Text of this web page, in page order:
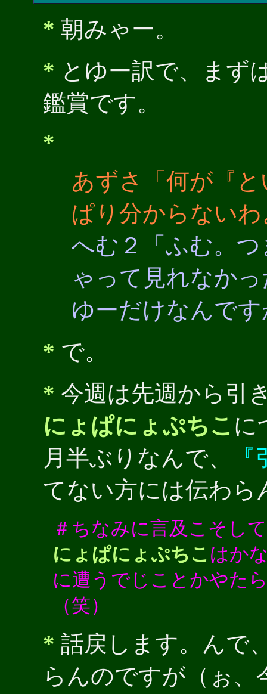
* 朝みゃー。
* とゆー訳で、まず
鑑賞です。
*
あずさ「何が『
ぱり分からない
へむ２「ふむ。
ゃって見れなか
ゆーだけなんで
* で。
* 今週は先週から引
にょぱにょぷちこ に
月半ぶりなんで、
てない方には伝わら
＃ちなみに言及こそし
にょぱにょぷちこ はか
に遭うでじことかやた
（笑）
* 話戻します。んで
らんのですが（ぉ